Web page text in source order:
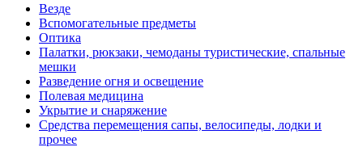
Везде
Вспомогательные предметы
Оптика
Палатки, рюкзаки, чемоданы туристические, спальные
мешки
Разведение огня и освещение
Полевая медицина
Укрытие и снаряжение
Средства перемещения сапы, велосипеды, лодки и
прочее